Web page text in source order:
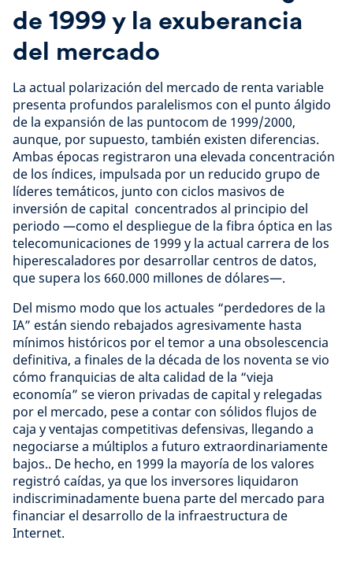
de 1999 y la exuberancia
del mercado
La actual polarización del mercado de renta variable
presenta profundos paralelismos con el punto álgido
de la expansión de las puntocom de 1999/2000,
aunque, por supuesto, también existen diferencias.
Ambas épocas registraron una elevada concentración
de los índices, impulsada por un reducido grupo de
líderes temáticos, junto con ciclos masivos de
inversión de capital concentrados al principio del
periodo —como el despliegue de la fibra óptica en las
telecomunicaciones de 1999 y la actual carrera de los
hiperescaladores por desarrollar centros de datos,
que supera los 660.000 millones de dólares—.
Del mismo modo que los actuales “perdedores de la
IA” están siendo rebajados agresivamente hasta
mínimos históricos por el temor a una obsolescencia
definitiva, a finales de la década de los noventa se vio
cómo franquicias de alta calidad de la “vieja
economía” se vieron privadas de capital y relegadas
por el mercado, pese a contar con sólidos flujos de
caja y ventajas competitivas defensivas, llegando a
negociarse a múltiplos a futuro extraordinariamente
bajos.. De hecho, en 1999 la mayoría de los valores
registró caídas, ya que los inversores liquidaron
indiscriminadamente buena parte del mercado para
financiar el desarrollo de la infraestructura de
Internet.